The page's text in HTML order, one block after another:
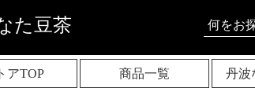
た豆茶
アTOP 商品一覧 丹波